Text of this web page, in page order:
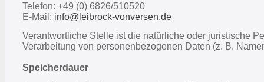
Telefon: +49 (0) 6826/510520
E-Mail: info@leibrock-vonversen.de
Verantwortliche Stelle ist die natürliche oder juristische
Verarbeitung von personenbezogenen Daten (z. B.
Speicherdauer